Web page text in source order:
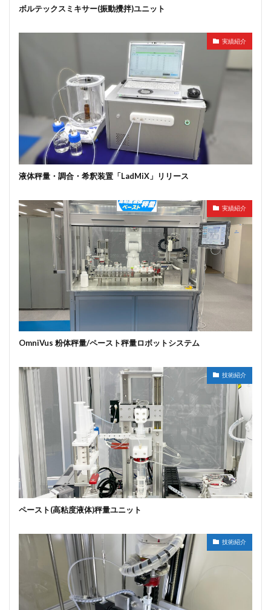
ボルテックスミキサー(振動攪拌)ユニット
実績紹介
液体秤量・調合・希釈装置「LadMiX」リリース
実績紹介
OmniVus 粉体秤量/ペースト秤量ロボットシステム
技術紹介
ペースト(高粘度液体)秤量ユニット
技術紹介